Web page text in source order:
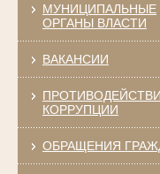
МУНИЦИПАЛЬНЫЕ
ОРГАНЫ ВЛАСТИ
ВАКАНСИИ
КОРРУПЦИИ
ОБРАЩЕНИЯ